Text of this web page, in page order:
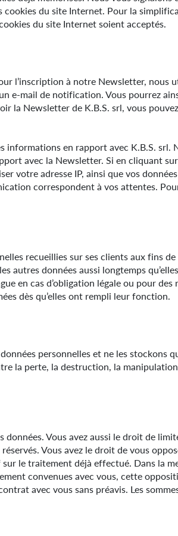
du site Internet. Pour la
du site Internet soient acceptés.
l’inscription à notre Newsletter, nous
e-mail de notification. Vous pourrez
la Newsletter de K.B.S. srl, vous
informations en rapport avec K.B.S. srl.
avec la Newsletter. Si en cliquant
votre adresse IP, ainsi que vos
correspondent à vos attentes.
recueillies sur ses clients aux fins de
données aussi longtemps
en cas d’obligation légale ou pour des
dès qu’elles ont rempli leur fonction.
personnelles et ne les stockons
la perte, la destruction, la manipulation
données. Vous avez aussi le droit de
Vous avez le droit de vous
le traitement déjà effectué. Dans la
convenues avec vous, cette
avec vous sans préavis. Les